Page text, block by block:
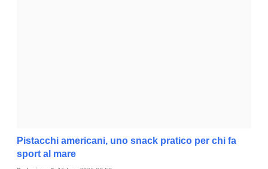
Pistacchi americani, uno snack pratico per chi fa
sport al mare